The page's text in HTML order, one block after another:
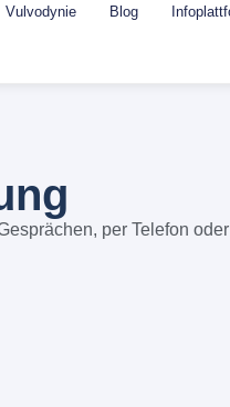
Vulvodynie Blog
per Telefon